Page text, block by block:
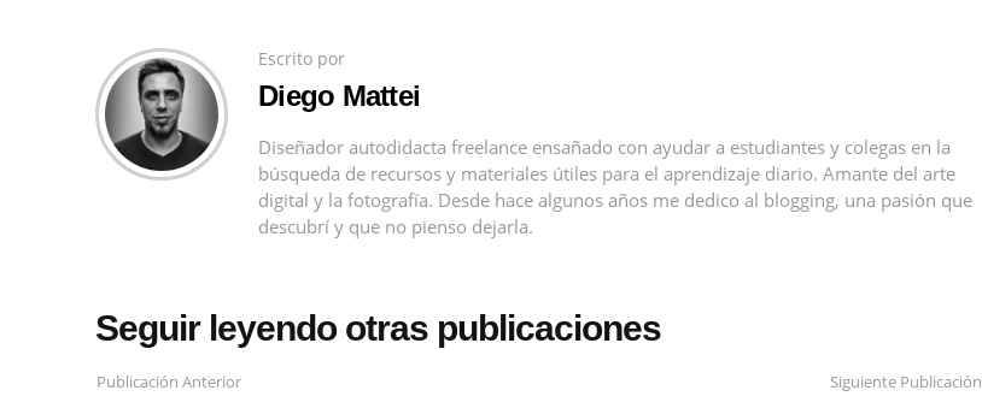
Escrito por
Diego Mattei
Diseñador autodidacta freelance ensañado con ayudar a estudiantes y colegas en la
búsqueda de recursos y materiales útiles para el aprendizaje diario. Amante del arte
digital y la fotografía. Desde hace algunos años me dedico al blogging, una pasión que
descubrí y que no pienso dejarla.
Seguir leyendo otras publicaciones
Publicación Anterior Siguiente Publicación